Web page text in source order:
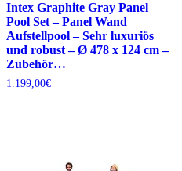
Intex Graphite Gray Panel
Pool Set – Panel Wand
Aufstellpool – Sehr luxuriös
und robust – Ø 478 x 124 cm –
Zubehör…
1.199,00€